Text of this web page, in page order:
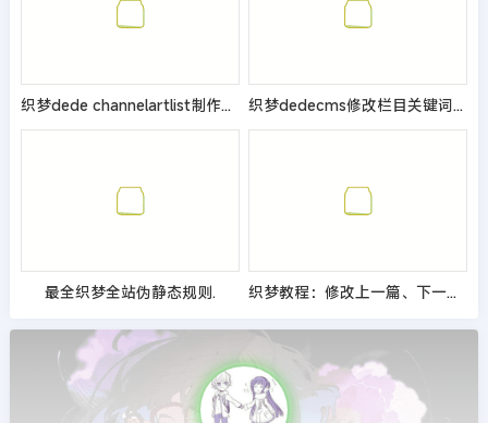
织梦dede channelartlist制作二级导航代码方法 织梦dedecms修改栏目关键词长度
最全织梦全站伪静态规则. 织梦教程：修改上一篇、下一篇文字字数的方法